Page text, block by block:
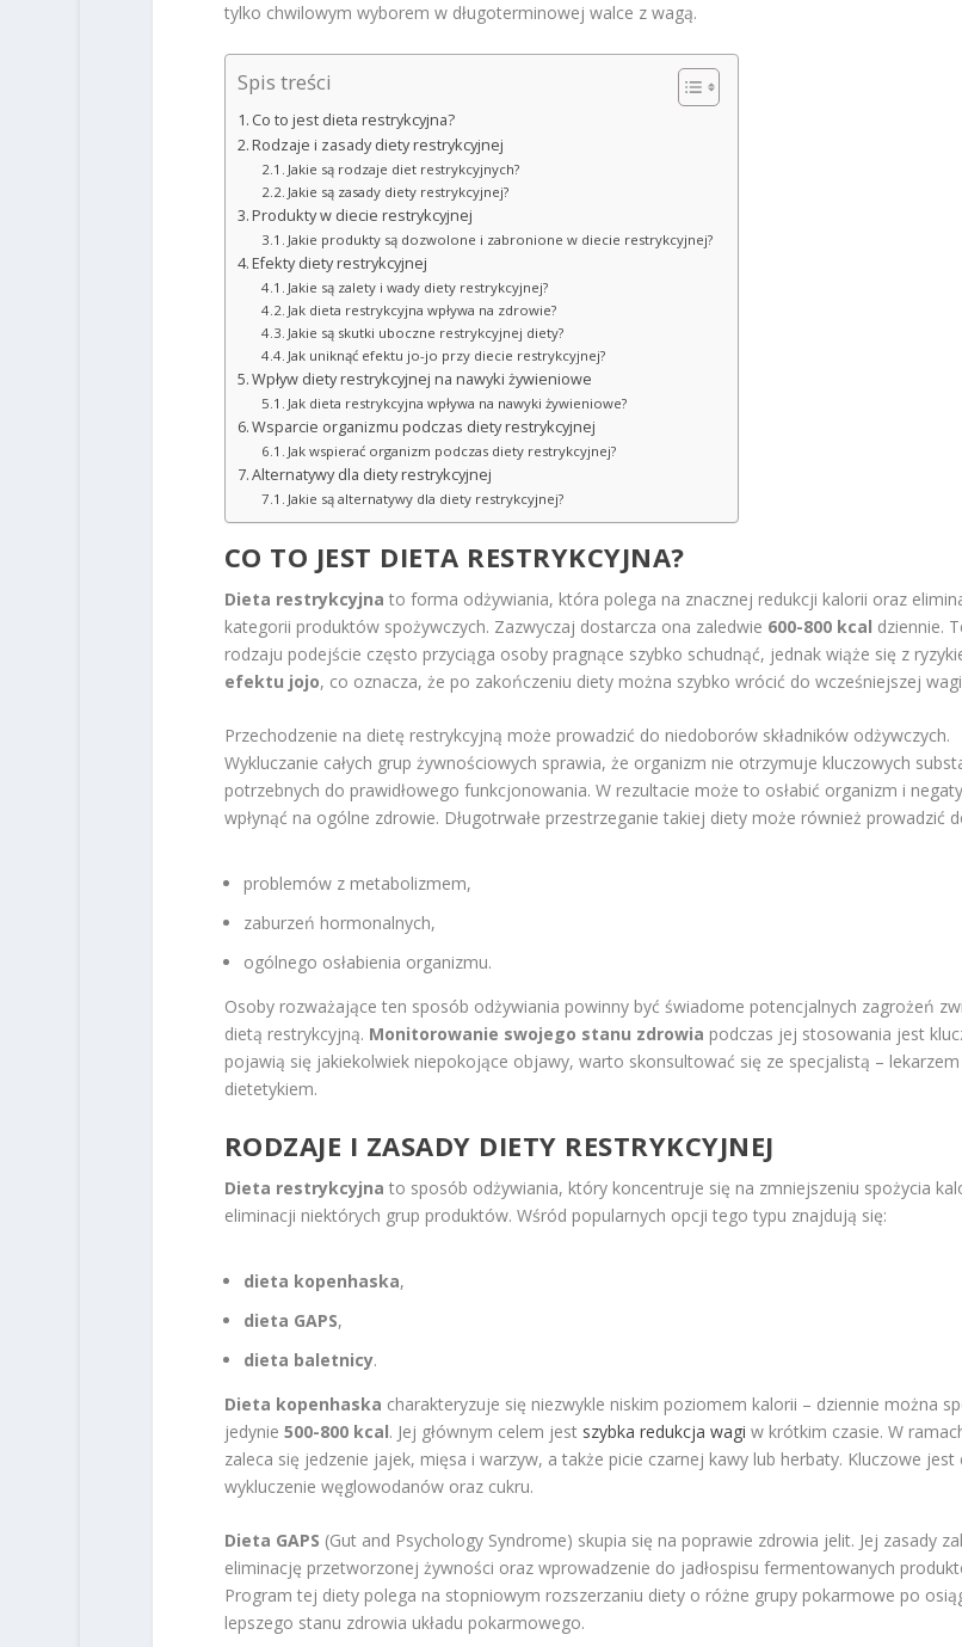
tylko chwilowym wyborem w długoterminowej walce z wagą.
Spis treści
Co to jest dieta restrykcyjna?
Rodzaje i zasady diety restrykcyjnej
Jakie są rodzaje diet restrykcyjnych?
Jakie są zasady diety restrykcyjnej?
Produkty w diecie restrykcyjnej
Jakie produkty są dozwolone i zabronione w diecie restrykcyjnej?
Efekty diety restrykcyjnej
Jakie są zalety i wady diety restrykcyjnej?
Jak dieta restrykcyjna wpływa na zdrowie?
Jakie są skutki uboczne restrykcyjnej diety?
Jak uniknąć efektu jo-jo przy diecie restrykcyjnej?
Wpływ diety restrykcyjnej na nawyki żywieniowe
Jak dieta restrykcyjna wpływa na nawyki żywieniowe?
Wsparcie organizmu podczas diety restrykcyjnej
Jak wspierać organizm podczas diety restrykcyjnej?
Alternatywy dla diety restrykcyjnej
Jakie są alternatywy dla diety restrykcyjnej?
CO TO JEST DIETA RESTRYKCYJNA?
Dieta restrykcyjna to forma odżywiania, która polega na znacznej redukcji kalorii oraz
kategorii produktów spożywczych. Zazwyczaj dostarcza ona zaledwie 600-800 kcal dziennie.
rodzaju podejście często przyciąga osoby pragnące szybko schudnąć, jednak wiąże się z
efektu jojo, co oznacza, że po zakończeniu diety można szybko wrócić do wcześniejszej
Przechodzenie na dietę restrykcyjną może prowadzić do niedoborów składników odżywczych.
Wykluczanie całych grup żywnościowych sprawia, że organizm nie otrzymuje kluczowych
potrzebnych do prawidłowego funkcjonowania. W rezultacie może to osłabić organizm i
wpłynąć na ogólne zdrowie. Długotrwałe przestrzeganie takiej diety może również prowadzić
problemów z metabolizmem,
zaburzeń hormonalnych,
ogólnego osłabienia organizmu.
Osoby rozważające ten sposób odżywiania powinny być świadome potencjalnych zagrożeń
dietą restrykcyjną. Monitorowanie swojego stanu zdrowia podczas jej stosowania jest
pojawią się jakiekolwiek niepokojące objawy, warto skonsultować się ze specjalistą – lekarzem
dietetykiem.
RODZAJE I ZASADY DIETY RESTRYKCYJNEJ
Dieta restrykcyjna to sposób odżywiania, który koncentruje się na zmniejszeniu spożycia
eliminacji niektórych grup produktów. Wśród popularnych opcji tego typu znajdują się:
dieta kopenhaska,
dieta GAPS,
dieta baletnicy.
Dieta kopenhaska charakteryzuje się niezwykle niskim poziomem kalorii – dziennie można
jedynie 500-800 kcal. Jej głównym celem jest szybka redukcja wagi w krótkim czasie. W
zaleca się jedzenie jajek, mięsa i warzyw, a także picie czarnej kawy lub herbaty. Kluczowe jest
wykluczenie węglowodanów oraz cukru.
Dieta GAPS (Gut and Psychology Syndrome) skupia się na poprawie zdrowia jelit. Jej zasady
eliminację przetworzonej żywności oraz wprowadzenie do jadłospisu fermentowanych
Program tej diety polega na stopniowym rozszerzaniu diety o różne grupy pokarmowe po
lepszego stanu zdrowia układu pokarmowego.